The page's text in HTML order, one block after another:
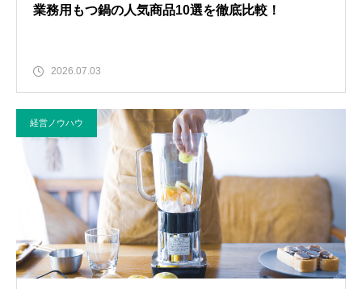
業務用もつ鍋の人気商品10選を徹底比較！
2026.07.03
経営ノウハウ